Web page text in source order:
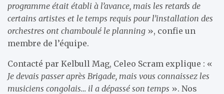
programme était établi à l’avance, mais les retards de
certains artistes et le temps requis pour l’installation des
orchestres ont chamboulé le planning », confie un
membre de l’équipe.
Contacté par Kelbull Mag, Celeo Scram explique : «
Je devais passer après Brigade, mais vous connaissez les
musiciens congolais… il a dépassé son temps ». Nos